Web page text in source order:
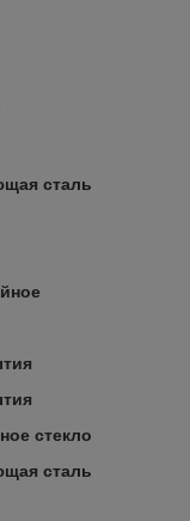
сталь
стекло
сталь